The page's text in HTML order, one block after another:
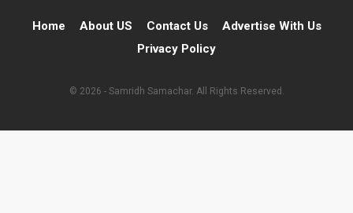
Home About US Contact Us
Advertise With Us
Privacy Policy
© 2026 - Samridh Samachar. All Rights Reserved.